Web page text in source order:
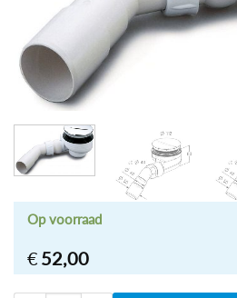
€ 52,00
Op voorraad